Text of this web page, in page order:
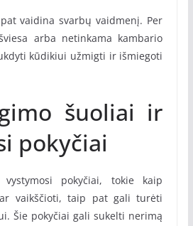
vaidina svarbų vaidmenį. Per
arba netinkama kambario
kūdikiui užmigti ir išmiegoti
šuoliai ir
pokyčiai
pokyčiai, tokie kaip
vaikščioti, taip pat gali turėti
Šie pokyčiai gali sukelti nerimą